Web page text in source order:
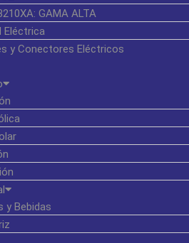
GAMA ALTA
Eléctrica
y Conectores Eléctricos
y Bebidas